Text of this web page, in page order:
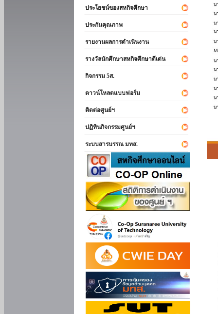
ประโยชน์ของสหกิจศึกษา
ประกันคุณภาพ
รายงานผลการดำเนินงาน
รางวัลนักศึกษาสหกิจศึกษาดีเด่น
กิจกรรม 5ส.
ดาวน์โหลดแบบฟอร์ม
ติดต่อศูนย์ฯ
ปฏิทินกิจกรรมศูนย์ฯ
ระบบสารบรรณ มทส.